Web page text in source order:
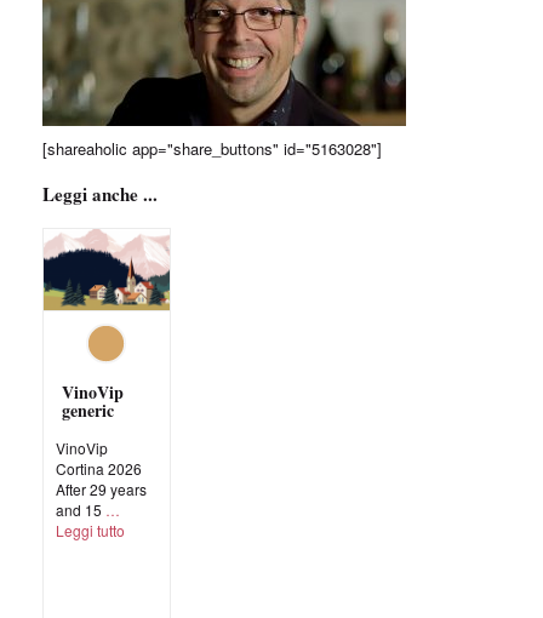
[shareaholic app="share_buttons" id="5163028"]
Leggi anche ...
VinoVip
generic
VinoVip
Cortina 2026
After 29 years
and 15
Leggi tutto